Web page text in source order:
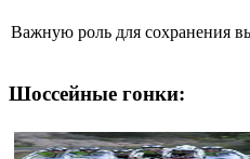
Важную роль для сохранения
Шоссейные гонки: